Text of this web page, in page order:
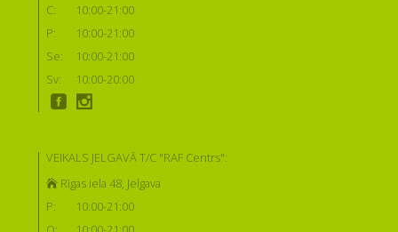
C:
10:00-21:00
P:
10:00-21:00
Se:
10:00-21:00
Sv:
10:00-20:00
VEIKALS JELGAVĀ T/C "RAF Centrs":
Rīgas iela 48, Jelgava
P:
10:00-21:00